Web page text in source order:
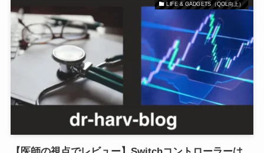
LIFE & GADGETS（QOL向上）